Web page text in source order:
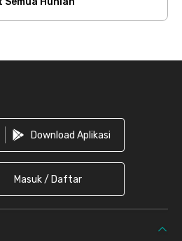
Download Aplikasi
Masuk / Daftar